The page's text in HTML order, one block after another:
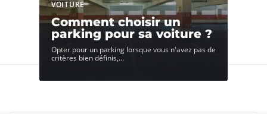
VOITURE
Comment choisir un
parking pour sa voiture ?
Opter pour un parking lorsque vous n'avez pas de
critères bien définis,…